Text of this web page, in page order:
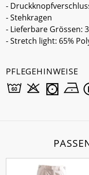
-
- Stehkragen
- Lieferbare Grössen:
- Stretch light: 65%
PFLEGEHINWEISE